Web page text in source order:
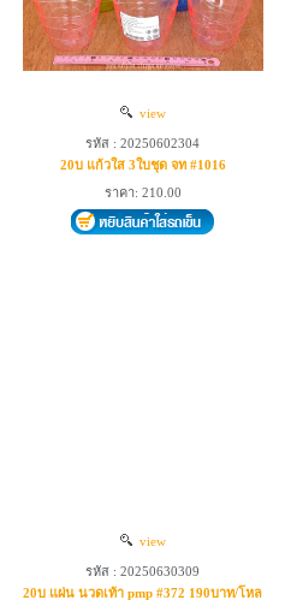
view
รหัส : 20250602304
20บ แก้วใส 3ใบชุด จท #1016
ราคา: 210.00
view
รหัส : 20250630309
20บ แผ่น นวดเท้า pmp #372 190บาท/โหล